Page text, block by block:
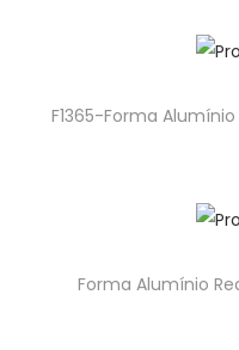
F1365-Forma
Forma Alumínio